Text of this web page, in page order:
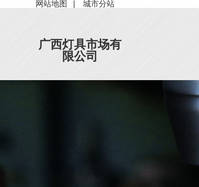
网站地图 城市分站
广西灯具市场有
限公司